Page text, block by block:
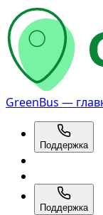
GreenBus —
Поддержка
Поддержка